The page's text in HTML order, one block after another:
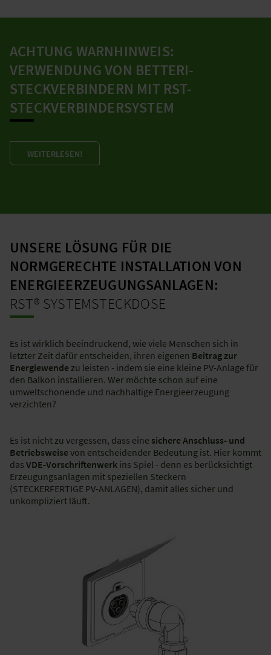
ACHTUNG WARNHINWEIS:
VERWENDUNG VON BETTERI-
STECKVERBINDERN MIT RST-
STECKVERBINDERSYSTEM
WEITERLESEN!
UNSERE LÖSUNG FÜR DIE
NORMGERECHTE INSTALLATION VON
ENERGIEERZEUGUNGSANLAGEN:
RST® SYSTEMSTECKDOSE
Es ist wirklich beeindruckend, wie viele Menschen sich in
letzter Zeit dafür entscheiden, ihren eigenen Beitrag zur
Energiewende zu leisten - indem sie eine kleine PV-Anlage für
den Balkon installieren. Wer möchte schon auf eine
umweltschonende und nachhaltige Energieerzeugung
verzichten?
Es ist nicht zu vergessen, dass eine sichere Anschluss- und
Betriebsweisevon entscheidender Bedeutung ist. Hier kommt
das VDE-Vorschriftenwerk ins Spiel - denn es berücksichtigt
Erzeugungsanlagen mit speziellen Steckern
(STECKERFERTIGE PV-ANLAGEN), damit alles sicher und
unkompliziert läuft.